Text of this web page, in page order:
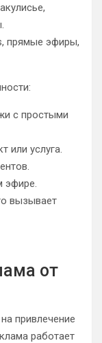
прямые эфиры,
с простыми
или услуга.
эфире.
вызывает
от
привлечение
работает